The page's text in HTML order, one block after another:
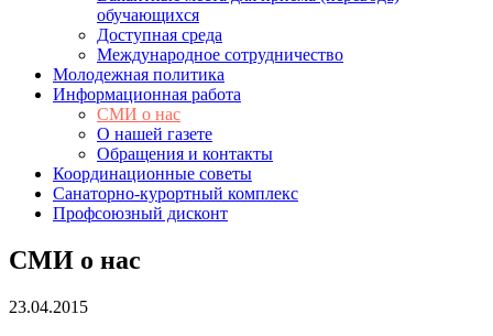
обучающихся
Доступная среда
Международное сотрудничество
Молодежная политика
Информационная работа
СМИ о нас
О нашей газете
Обращения и контакты
Координационные советы
Санаторно-курортный комплекс
Профсоюзный дисконт
СМИ о нас
23.04.2015